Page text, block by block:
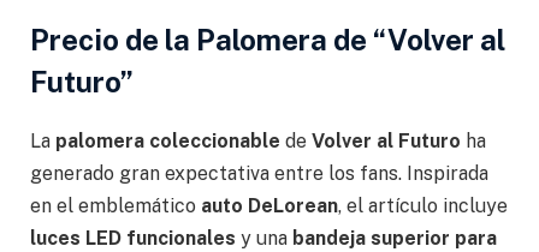
Precio de la Palomera de “Volver al
Futuro”
La palomera coleccionable de Volver al Futuro ha
generado gran expectativa entre los fans. Inspirada
en el emblemático auto DeLorean, el artículo incluye
luces LED funcionales y una bandeja superior para